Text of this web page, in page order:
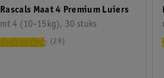
Rascals Maat 4 Premium Luiers
mt 4 (10-15kg), 30 stuks
29